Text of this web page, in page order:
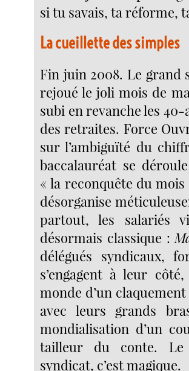
si tu savais, ta réforme,
La cueillette des simples
Fin juin 2008. Le grand
rejoué le joli mois de
subi en revanche les
des retraites. Force
sur l’ambiguïté du
baccalauréat se
« la reconquête du
désorganise
partout, les salariés
désormais classique :
délégués syndicaux,
s’engagent à leur
monde d’un
avec leurs grands
mondialisation d’un
tailleur du conte. Le
syndicat, c’est magique.